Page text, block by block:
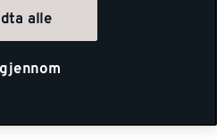
alle